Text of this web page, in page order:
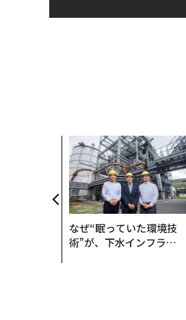
なぜ“眠っていた環境技
術”が、下水インフラを